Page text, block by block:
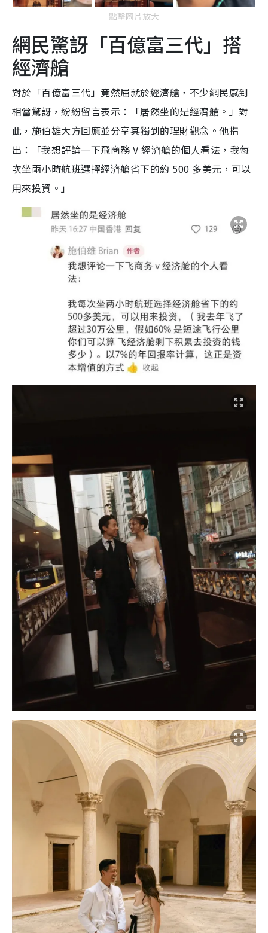
點擊圖片放大
網民驚訝「百億富三代」搭
經濟艙
對於「百億富三代」竟然屈就於經濟艙，不少網民感到
相當驚訝，紛紛留言表示：「居然坐的是經濟艙。」對
此，施伯雄大方回應並分享其獨到的理財觀念。他指
出：「我想評論一下飛商務 V 經濟艙的個人看法，我每
次坐兩小時航班選擇經濟艙省下的約 500 多美元，可以
用來投資。」